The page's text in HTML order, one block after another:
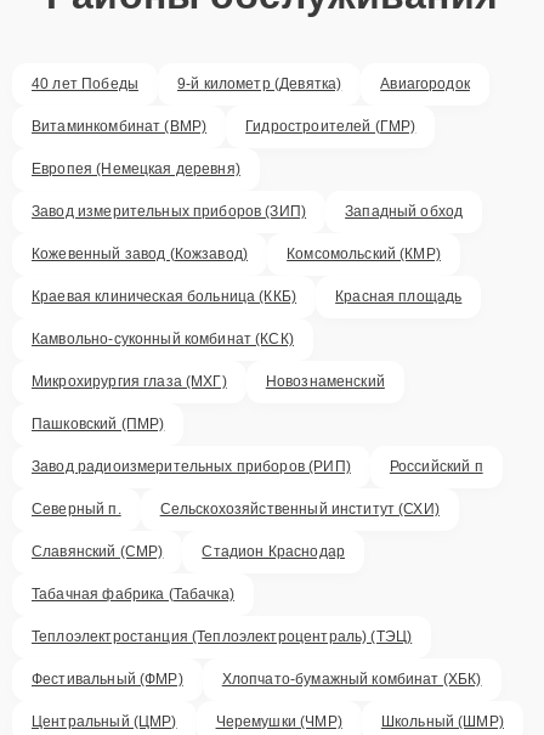
40 лет Победы 9-й километр (Девятка) Авиагородок
Витаминкомбинат (ВМР) Гидростроителей (ГМР)
Европея (Немецкая деревня)
Завод измерительных приборов (ЗИП) Западный обход
Кожевенный завод (Кожзавод) Комсомольский (КМР)
Краевая клиническая больница (ККБ) Красная площадь
Камвольно-суконный комбинат (КСК)
Микрохирургия глаза (МХГ) Новознаменский
Пашковский (ПМР)
Завод радиоизмерительных приборов (РИП) Российский п
Северный п. Сельскохозяйственный институт (СХИ)
Славянский (СМР) Стадион Краснодар
Табачная фабрика (Табачка)
Теплоэлектростанция (Теплоэлектроцентраль) (ТЭЦ)
Фестивальный (ФМР) Хлопчато-бумажный комбинат (ХБК)
Центральный (ЦМР) Черемушки (ЧМР) Школьный (ШМР)